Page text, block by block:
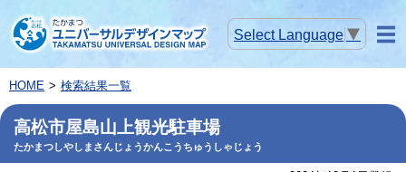
Select Language ▼
HOME 検索結果一覧
高松市屋島山上観光駐車場
たかまつしやしまさんじょうかんこうちゅうしゃじょう